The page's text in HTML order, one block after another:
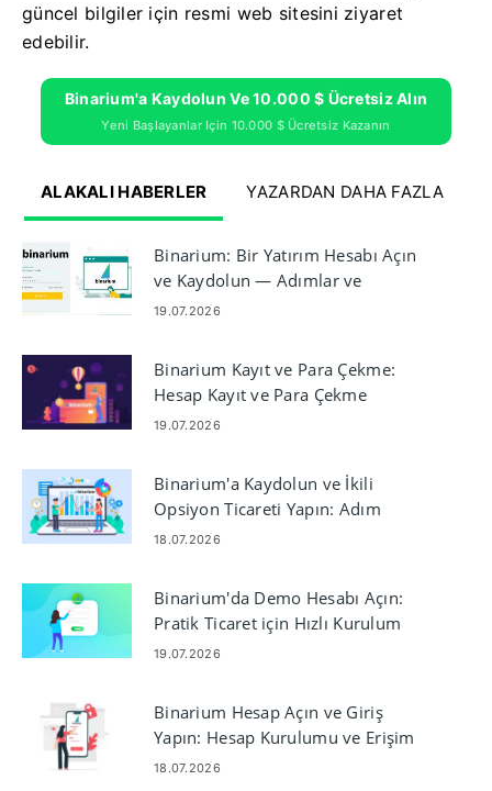
güncel bilgiler için resmi web sitesini ziyaret
edebilir.
Binarium'a Kaydolun Ve 10.000 $ Ücretsiz Alın
Yeni Başlayanlar Için 10.000 $ Ücretsiz Kazanın
ALAKALI HABERLER YAZARDAN DAHA FAZLA
Binarium: Bir Yatırım Hesabı Açın
ve Kaydolun — Adımlar ve
Gereksinimler
19.07.2026
Binarium Kayıt ve Para Çekme:
Hesap Kayıt ve Para Çekme
Adımları
19.07.2026
Binarium'a Kaydolun ve İkili
Opsiyon Ticareti Yapın: Adım
Adım
18.07.2026
Binarium'da Demo Hesabı Açın:
Pratik Ticaret için Hızlı Kurulum
19.07.2026
Binarium Hesap Açın ve Giriş
Yapın: Hesap Kurulumu ve Erişim
18.07.2026